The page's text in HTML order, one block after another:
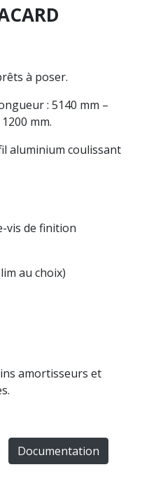
à poser.
: 5140 mm –
mm.
aluminium coulissant
vis de finition
au choix)
amortisseurs et
Documentation